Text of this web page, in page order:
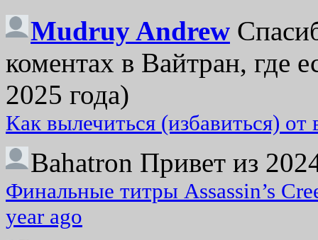
Mudruy Andrew
коментах в Вайтран, где
2025 года)
Как вылечиться (избавиться)
Bahatron Привет из
Финальные титры Assassin’s
year ago